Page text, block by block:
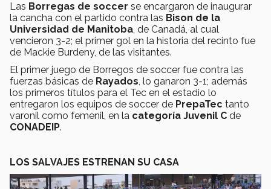
Las Borregas de soccer se encargaron de inaugurar
la cancha con el partido contra las Bison de la
Universidad de Manitoba, de Canadá, al cual
vencieron 3-2; el primer gol en la historia del recinto fue
de Mackie Burdeny, de las visitantes.
El primer juego de Borregos de soccer fue contra las
fuerzas básicas de Rayados, lo ganaron 3-1; además
los primeros títulos para el Tec en el estadio lo
entregaron los equipos de soccer de PrepaTec tanto
varonil como femenil, en la categoría Juvenil C de
CONADEIP.
LOS SALVAJES ESTRENAN SU CASA